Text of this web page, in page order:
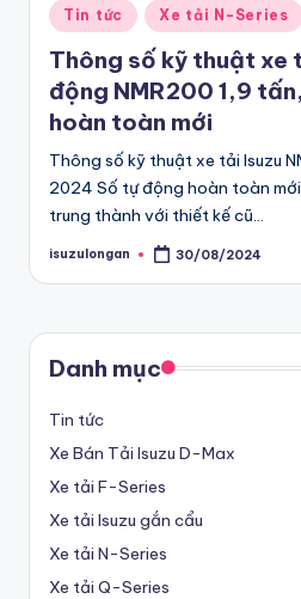
ư
u
đ
ãi
h
ấ
p
ẫ
n
v
à
d
c
Posted
in
Tin tức Xe tải N-Series
Thông số kỹ thuật xe
động NMR200 1,9
hoàn toàn mới
Thông số kỹ thuật xe tải Isuzu
2024 Số tự động hoàn toàn
trung thành với thiết kế cũ…
Posted
isuzulongan 30/08/2024
Danh mục
Tin tức
Xe Bán Tải Isuzu D-Max
Xe tải F-Series
Xe tải Isuzu gắn cẩu
Xe tải N-Series
Xe tải Q-Series